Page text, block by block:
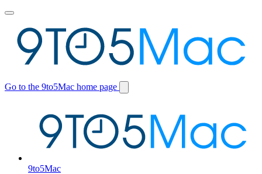
Toggle
menu
Go to the 9to5Mac home page
Switch
9to5Mac